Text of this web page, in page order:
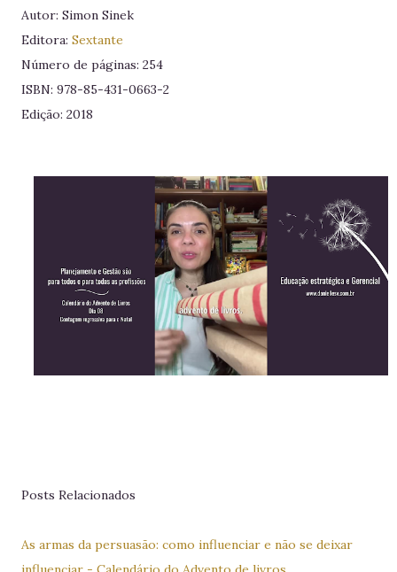
Autor: Simon Sinek
Editora: Sextante
Número de páginas: 254
ISBN: 978-85-431-0663-2
Edição: 2018
Posts Relacionados
As armas da persuasão: como influenciar e não se deixar